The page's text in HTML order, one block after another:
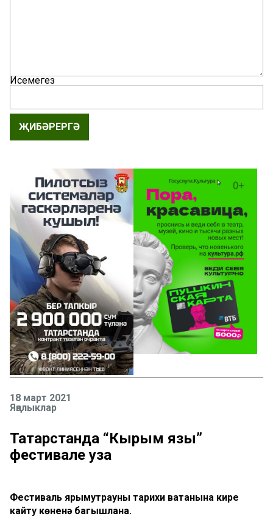
Исемегез
ҖИБӘРЕРГӘ
18 март 2021
Яңалыклар
Татарстанда “Кырым язы”
фестивале уза
Фестиваль ярымутрауның тарихи ватанына кире
кайту көненә багышлана.